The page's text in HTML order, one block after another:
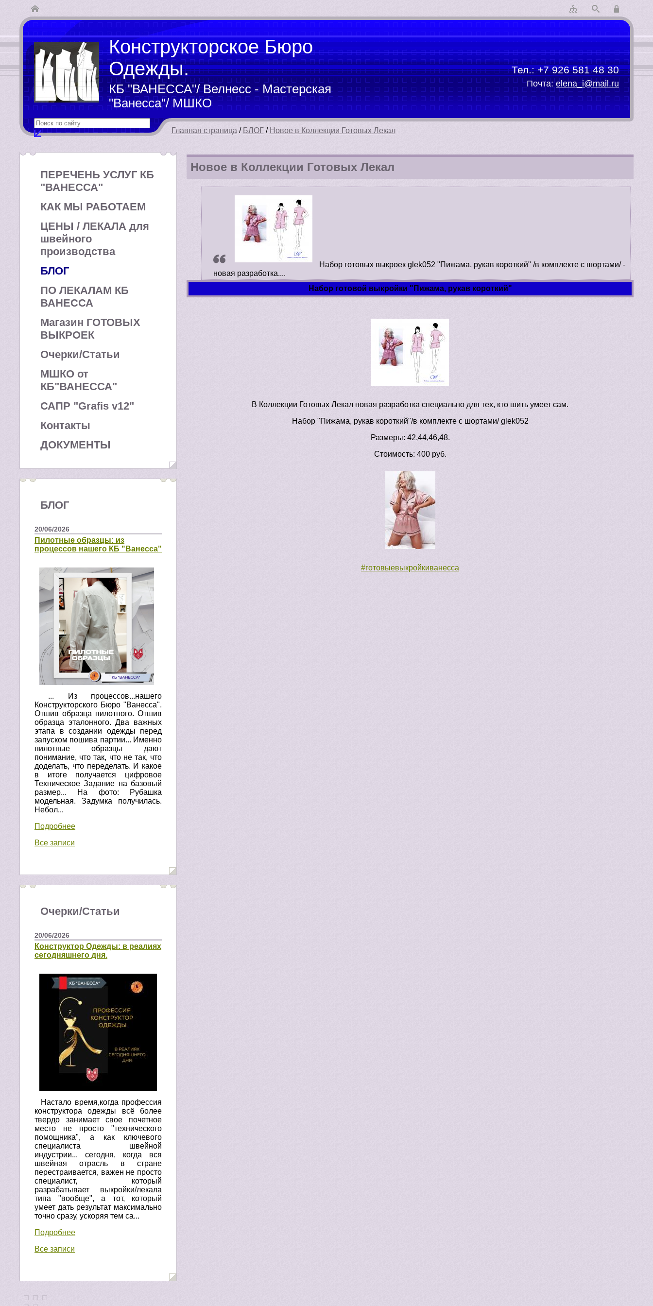
Конструкторское Бюро
Одежды.
КБ "ВАНЕССА"/ Велнесс - Мастерская
"Ванесса"/ МШКО
Тел.:+7 926 581 48 30
Почта:elena_i@mail.ru
Главная страница / БЛОГ/ Новое в Коллекции Готовых Лекал
Новое в Коллекции Готовых Лекал
Набор готовых выкроек glek052 "Пижама, рукав короткий" /в комплекте с шортами/ -
новая разработка....
Набор готовой выкройки "Пижама, рукав короткий"
В Коллекции Готовых Лекал новая разработка специально для тех, кто шить умеет сам.
Набор "Пижама, рукав короткий"/в комплекте с шортами/ glek052
Размеры: 42,44,46,48.
Стоимость: 400 руб.
#готовыевыкройкиванесса
ПЕРЕЧЕНЬ УСЛУГ КБ
"ВАНЕССА"
КАК МЫ РАБОТАЕМ
ЦЕНЫ / ЛЕКАЛА для
швейного
производства
БЛОГ
ПО ЛЕКАЛАМ КБ
ВАНЕССА
Магазин ГОТОВЫХ
ВЫКРОЕК
Очерки/Статьи
МШКО от
КБ"ВАНЕССА"
САПР "Grafis v12"
Контакты
ДОКУМЕНТЫ
БЛОГ
20/06/2026
Пилотные образцы: из
процессов нашего КБ "Ванесса"
... Из процессов...нашего
Конструкторского Бюро "Ванесса".
Отшив образца пилотного. Отшив
образца эталонного. Два важных
этапа в создании одежды перед
запуском пошива партии... Именно
пилотные образцы дают
понимание, что так, что не так, что
доделать, что переделать. И какое
в итоге получается цифровое
Техническое Задание на базовый
размер... На фото: Рубашка
модельная. Задумка получилась.
Небол...
Подробнее
Все записи
Очерки/Статьи
20/06/2026
Конструктор Одежды: в реалиях
сегодняшнего дня.
Настало время,когда профессия
конструктора одежды всё более
твердо занимает свое почетное
место не просто "технического
помощника", а как ключевого
специалиста швейной
индустрии... сегодня, когда вся
швейная отрасль в стране
перестраивается, важен не просто
специалист, который
разрабатывает выкройки/лекала
типа "вообще", а тот, который
умеет дать результат максимально
точно сразу, ускоряя тем са...
Подробнее
Все записи